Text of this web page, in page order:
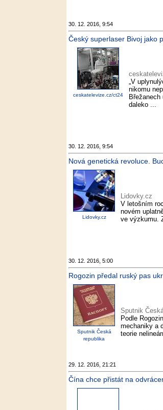
30. 12. 2016, 9:54
Český superlaser Bivoj jako
ceskatelevize.cz/ct24
„V
nikomu
daleko ...
30. 12. 2016, 9:54
Nová genetická revoluce.
Lidovky.cz
Lidovky.cz
V letošním
novém
ve výzkumu.
30. 12. 2016, 5:00
Rogozin předal ruský pas
Sputnik Česká
republika
Sputnik
Podle
mechaniky a
teorie
29. 12. 2016, 21:21
Čína chce přistát na